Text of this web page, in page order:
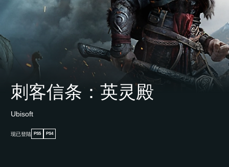
刺客信条：英灵殿
Ubisoft
现已登陆 PS5 PS4